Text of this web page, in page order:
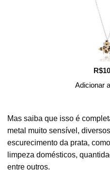
R$
Adicionar
Mas saiba que isso é
metal muito sensível,
escurecimento da prata,
limpeza domésticos,
entre outros.